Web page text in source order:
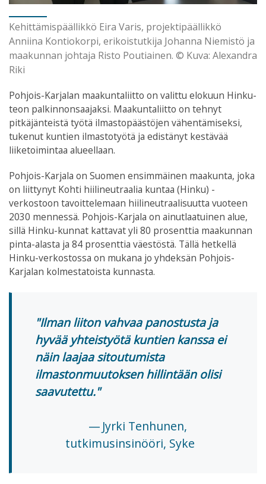
Kehittämispäällikkö Eira Varis, projektipäällikkö
Anniina Kontiokorpi, erikoistutkija Johanna Niemistö ja
maakunnan johtaja Risto Poutiainen. © Kuva: Alexandra
Riki
Pohjois-Karjalan maakuntaliitto on valittu elokuun Hinku-
teon palkinnonsaajaksi. Maakuntaliitto on tehnyt
pitkäjänteistä työtä ilmastopäästöjen vähentämiseksi,
tukenut kuntien ilmastotyötä ja edistänyt kestävää
liiketoimintaa alueellaan.
Pohjois-Karjala on Suomen ensimmäinen maakunta, joka
on liittynyt Kohti hiilineutraalia kuntaa (Hinku) -
verkostoon tavoittelemaan hiilineutraalisuutta vuoteen
2030 mennessä. Pohjois-Karjala on ainutlaatuinen alue,
sillä Hinku-kunnat kattavat yli 80 prosenttia maakunnan
pinta-alasta ja 84 prosenttia väestöstä. Tällä hetkellä
Hinku-verkostossa on mukana jo yhdeksän Pohjois-
Karjalan kolmestatoista kunnasta.
Ilman liiton vahvaa panostusta ja
hyvää yhteistyötä kuntien kanssa ei
näin laajaa sitoutumista
ilmastonmuutoksen hillintään olisi
saavutettu.
Jyrki Tenhunen,
tutkimusinsinööri, Syke